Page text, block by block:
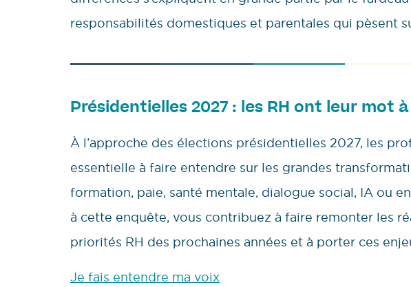
responsabilités domestiques et parentales qui pèsent
Présidentielles 2027 : les RH ont leur mot
À l’approche des élections présidentielles 2027, les
essentielle à faire entendre sur les grandes
formation, paie, santé mentale, dialogue social, IA ou
à cette enquête, vous contribuez à faire remonter les
priorités RH des prochaines années et à porter ces
Je fais entendre ma voix